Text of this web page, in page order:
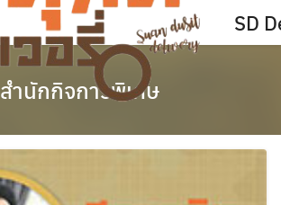
SD
สำนักกิจการพิเศษ